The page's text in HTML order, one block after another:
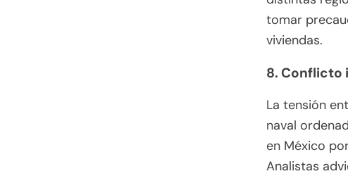
tomar
viviendas.
8. Conflicto
La tensión
naval
en México
Analistas